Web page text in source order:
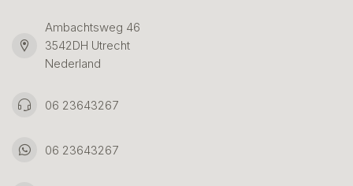
Ambachtsweg 46
3542DH Utrecht
Nederland
06 23643267
06 23643267